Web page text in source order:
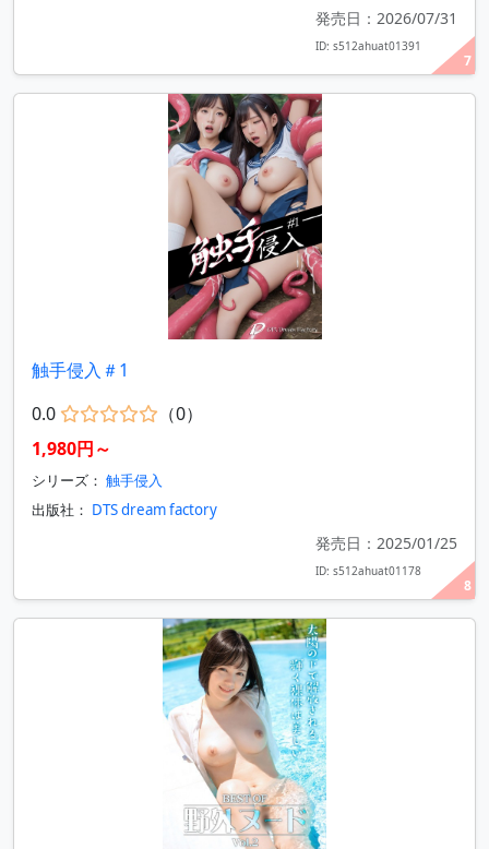
7
発売日：2026/07/31
ID: s512ahuat01391
8
触手侵入＃1
0.0
（0）
1,980円～
シリーズ： 触手侵入
出版社： DTS dream factory
発売日：2025/01/25
ID: s512ahuat01178